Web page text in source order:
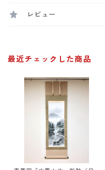
レビュー
最近チェックした商品